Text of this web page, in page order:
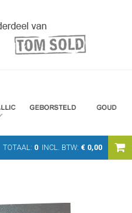
TOTAAL: 0 INCL. BTW: € 0,00